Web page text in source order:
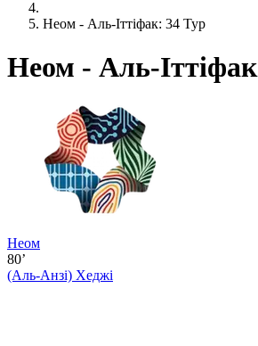
Неом - Аль-Іттіфак: 34 Тур
Неом - Аль-Іттіфак
Неом
80’
(Аль-Анзі) Хеджі